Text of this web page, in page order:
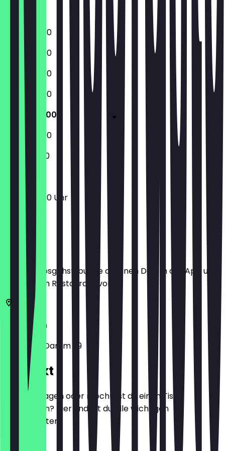
Sonntag
13:00 - 22:00
13:00 - 22:00
13:00 - 22:00
13:00 - 22:00
13:00 - 22:00
13:00 - 22:00
11:00 - 22:00
13:00 - 22:00 Uhr
Bevor du losgehst, buche dir einen Deal in der App und
zeige ihn im Restaurant vor.
Berlin
Steglitzer Damm 29
Kontakt
Hast du Fragen oder möchtest du einen Tisch
reservieren? Hier findest du alle wichtigen
Kontaktdaten.